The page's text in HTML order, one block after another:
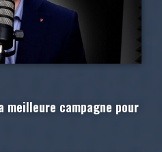
meilleure campagne pour